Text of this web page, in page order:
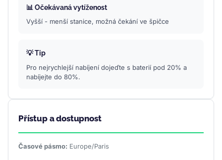
📊 Očekávaná vytíženost
Vyšší - menší stanice, možná čekání ve špičce
💡 Tip
Pro nejrychlejší nabíjení dojeďte s baterií pod 20% a
nabíjejte do 80%.
Přístup a dostupnost
Časové pásmo: Europe/Paris